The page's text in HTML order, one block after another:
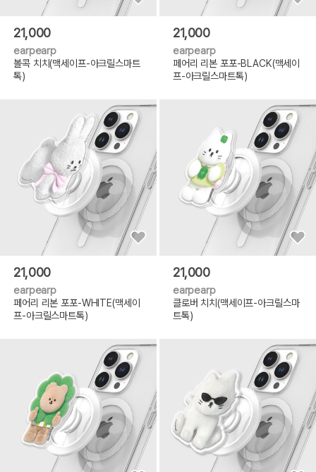
21,000
earpearp
볼콕 치치(맥세이프-아크릴스마트
톡)
21,000
earpearp
페어리 리본 포포-BLACK(맥세이
프-아크릴스마트톡)
21,000
earpearp
페어리 리본 포포-WHITE(맥세이
프-아크릴스마트톡)
21,000
earpearp
클로버 치치(맥세이프-아크릴스마
트톡)